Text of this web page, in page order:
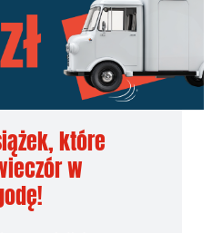
które
w